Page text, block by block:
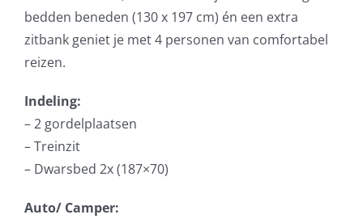
bedden beneden (130 x 197 cm) én een extra
zitbank geniet je met 4 personen van comfortabel
reizen.
Indeling:
– 2 gordelplaatsen
– Treinzit
– Dwarsbed 2x (187×70)
Auto/ Camper: